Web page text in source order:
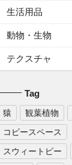
生活用品
動物・生物
テクスチャ
Tag
猿 観葉植物
コピースペース
スウィートピー